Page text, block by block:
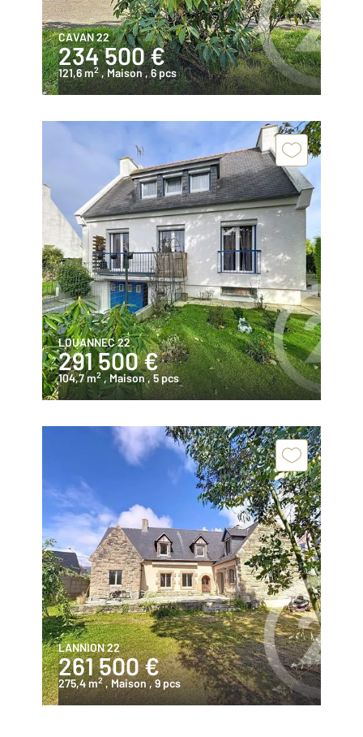
CAVAN 22
234 500 €
121,6 m2 , Maison, 6 pcs
LOUANNEC 22
291 500 €
104,7 m2 , Maison, 5 pcs
LANNION 22
261 500 €
275,4 m2 , Maison, 9 pcs